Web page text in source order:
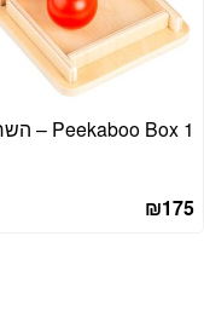
Peekaboo Box 1 – השחלת כדור
₪175